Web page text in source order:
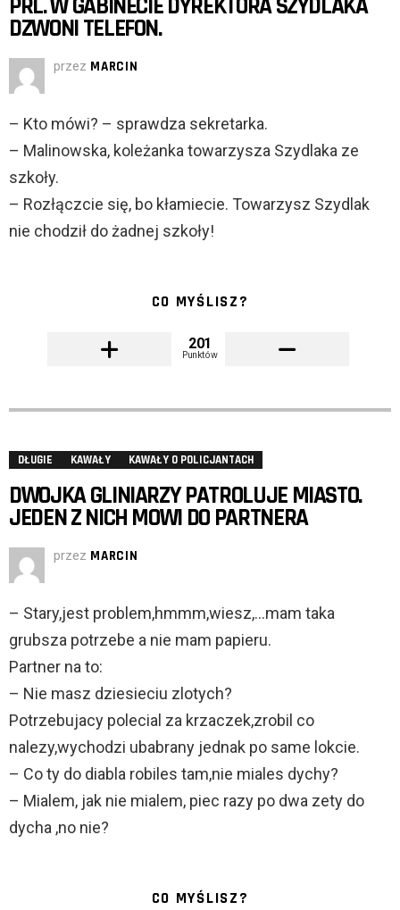
PRL. W GABINECIE DYREKTORA SZYDLAKA
DZWONI TELEFON.
przez MARCIN
– Kto mówi? – sprawdza sekretarka.
– Malinowska, koleżanka towarzysza Szydlaka ze
szkoły.
– Rozłączcie się, bo kłamiecie. Towarzysz Szydlak
nie chodził do żadnej szkoły!
CO MYŚLISZ?
201
Punktów
DŁUGIE KAWAŁY KAWAŁY O POLICJANTACH
DWOJKA GLINIARZY PATROLUJE MIASTO.
JEDEN Z NICH MOWI DO PARTNERA
przez MARCIN
– Stary,jest problem,hmmm,wiesz,…mam taka
grubsza potrzebe a nie mam papieru.
Partner na to:
– Nie masz dziesieciu zlotych?
Potrzebujacy polecial za krzaczek,zrobil co
nalezy,wychodzi ubabrany jednak po same lokcie.
– Co ty do diabla robiles tam,nie miales dychy?
– Mialem, jak nie mialem, piec razy po dwa zety do
dycha ,no nie?
CO MYŚLISZ?